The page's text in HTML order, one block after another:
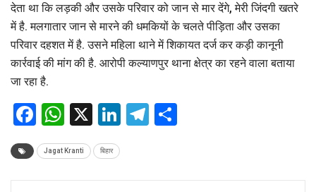
देता था कि लड़की और उसके परिवार को जान से मार देंगे, मेरी जिंदगी खतरे
में है. मलगातार जान से मारने की धमकियों के चलते पीड़िता और उसका
परिवार दहशत में है. उसने महिला थाने में शिकायत दर्ज कर कड़ी कानूनी
कार्रवाई की मांग की है. आरोपी कल्याणपुर थाना क्षेत्र का रहने वाला बताया
जा रहा है.
Facebook
WhatsApp
X LinkedIn
Telegram
Jagat Kranti बिहार